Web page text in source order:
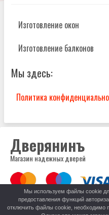
Изготовление окон
Изготовление балконов
Мы здесь:
Политика
Дверянинъ
Магазин надежных дверей
Мы используем файлы cookie
предоставления функций
отключить файлы cookie, необходимо